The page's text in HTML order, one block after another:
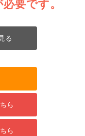
要です。
る
ら
ら